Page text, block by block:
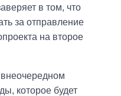
в том, что
за отправление
на второе
внеочередном
которое будет